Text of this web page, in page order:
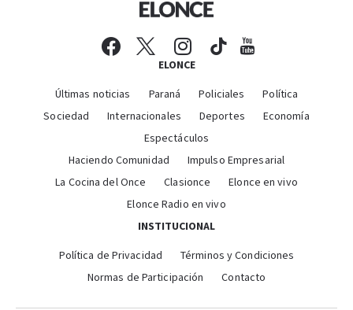
ELONCE
Últimas noticias Paraná Policiales
Política
Sociedad
Internacionales Deportes
Economía
Espectáculos
Haciendo Comunidad
Impulso Empresarial
La Cocina del Once
Clasionce
Elonce en vivo
Elonce Radio en vivo
INSTITUCIONAL
Política de Privacidad
Términos y Condiciones
Normas de Participación
Contacto